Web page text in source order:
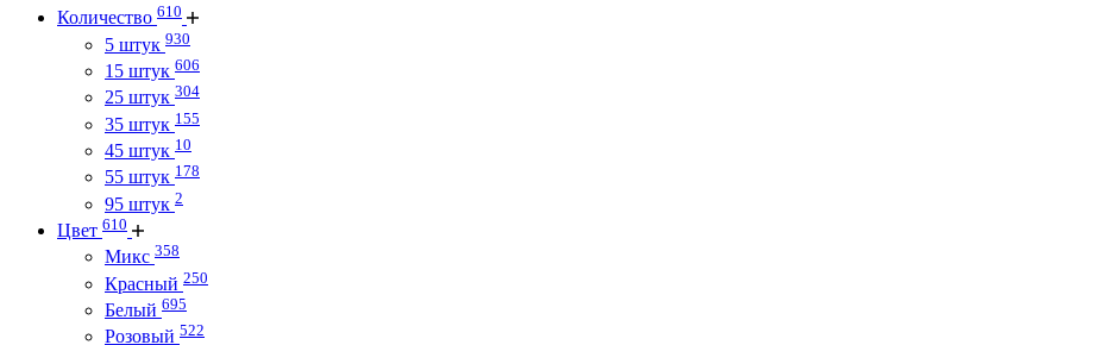
Количество 610
5 штук 930
15 штук 606
25 штук 304
35 штук 155
45 штук 10
55 штук 178
95 штук 2
Цвет 610
Микс 358
Красный 250
Белый 695
Розовый 522